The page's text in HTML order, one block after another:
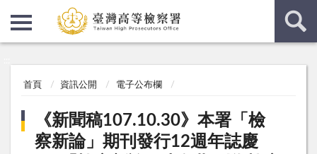
首頁 資訊公開 電子公布欄
《新聞稿107.10.30》本署「檢
察新論」期刊發行12週年誌慶